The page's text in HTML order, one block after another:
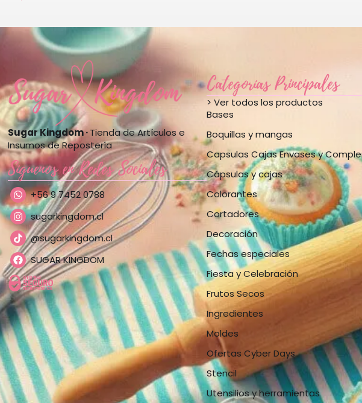
Sugar Kingdom ·Tienda de Artículos e
Insumos de Repostería
Síguenos en Redes Sociales
+56 9 7452 0788
sugarkingdom.cl
@sugarkingdom.cl
SUGAR KINGDOM
Categorías Principales
> Ver todos los productos
Bases
Boquillas y mangas
Capsulas Cajas Envases y
Cápsulas y cajas
Colorantes
Cortadores
Decoración
Fechas especiales
Fiesta y Celebración
Frutos Secos
Ingredientes
Moldes
Ofertas Cyber Days
Stencil
Utensilios y herramientas